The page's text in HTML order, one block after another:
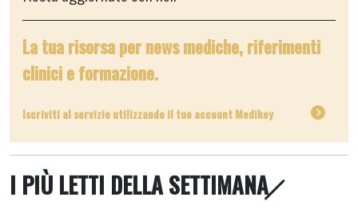
La tua risorsa per news mediche, riferimenti
clinici e formazione.
Iscriviti al servizio utilizzando il tuo account Medikey
I PIÙ LETTI DELLA SETTIMANA